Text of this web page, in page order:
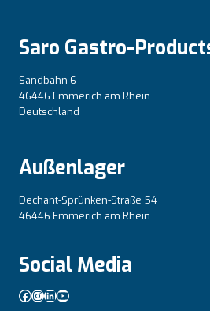
Saro Gastro-
Sandbahn 6
46446 Emmerich am Rhein
Deutschland
Außenlager
Dechant-Sprünken-Straße 54
46446 Emmerich am Rhein
Social Media
Facebook
Instagram
LinkedIn
YouTube